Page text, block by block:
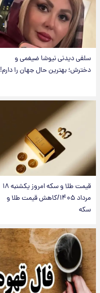
سلفی دیدنی نیوشا ضیغمی و
دخترش؛ بهترین حال جهان را دارم!
قیمت طلا و سکه امروز یکشنبه ۱۸
مرداد ۱۴۰۵/کاهش قیمت طلا و
سکه